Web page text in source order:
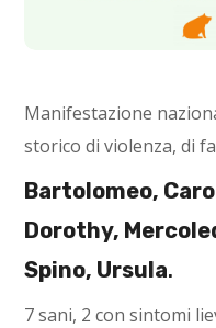
Manifestazione
storico di violenza, di
Bartolomeo,
Dorothy,
Spino, Ursula.
7 sani, 2 con sintomi